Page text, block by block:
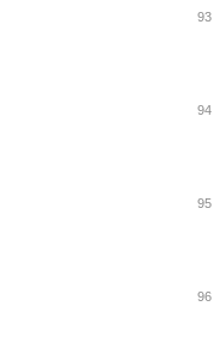
93
94
95
96